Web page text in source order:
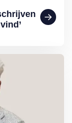
we sterk